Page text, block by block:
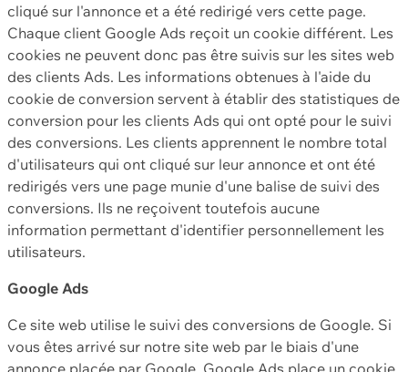
cliqué sur l'annonce et a été redirigé vers cette page.
Chaque client Google Ads reçoit un cookie différent. Les
cookies ne peuvent donc pas être suivis sur les sites web
des clients Ads. Les informations obtenues à l'aide du
cookie de conversion servent à établir des statistiques de
conversion pour les clients Ads qui ont opté pour le suivi
des conversions. Les clients apprennent le nombre total
d'utilisateurs qui ont cliqué sur leur annonce et ont été
redirigés vers une page munie d'une balise de suivi des
conversions. Ils ne reçoivent toutefois aucune
information permettant d'identifier personnellement les
utilisateurs.
Google Ads
Ce site web utilise le suivi des conversions de Google. Si
vous êtes arrivé sur notre site web par le biais d'une